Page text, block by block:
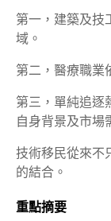
第一，建築及技
域。
第二，醫療職業
第三，單純追逐
自身背景及市場
技術移民從來不
的結合。
重點摘要